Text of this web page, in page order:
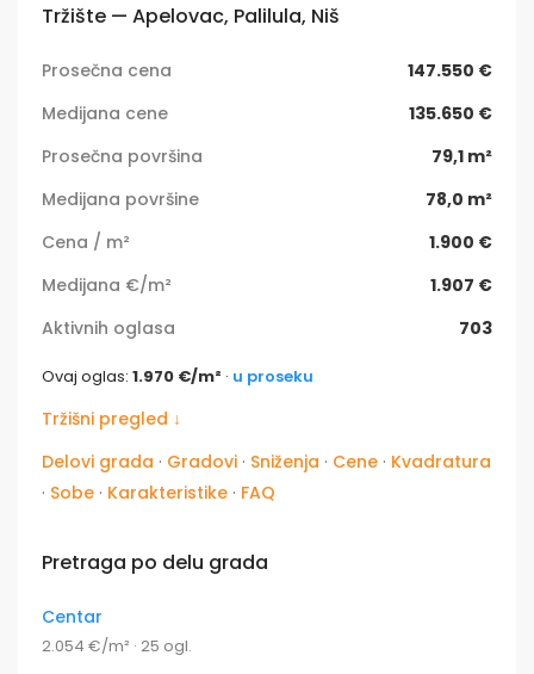
Tržište — Apelovac, Palilula, Niš
Prosečna cena
147.550 €
Medijana cene
135.650 €
Prosečna površina
79,1 m²
Medijana površine
78,0 m²
Cena / m²
1.900 €
Medijana €/m²
1.907 €
Aktivnih oglasa
703
Ovaj oglas: 1.970 €/m² · u proseku
Tržišni pregled ↓
Delovi grada · Gradovi · Sniženja · Cene · Kvadratura
· Sobe · Karakteristike · FAQ
Pretraga po delu grada
Centar
2.054 €/m² · 25 ogl.